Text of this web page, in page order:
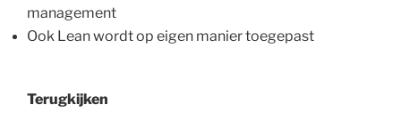
management
Ook Lean wordt op eigen manier toegepast
Terugkijken